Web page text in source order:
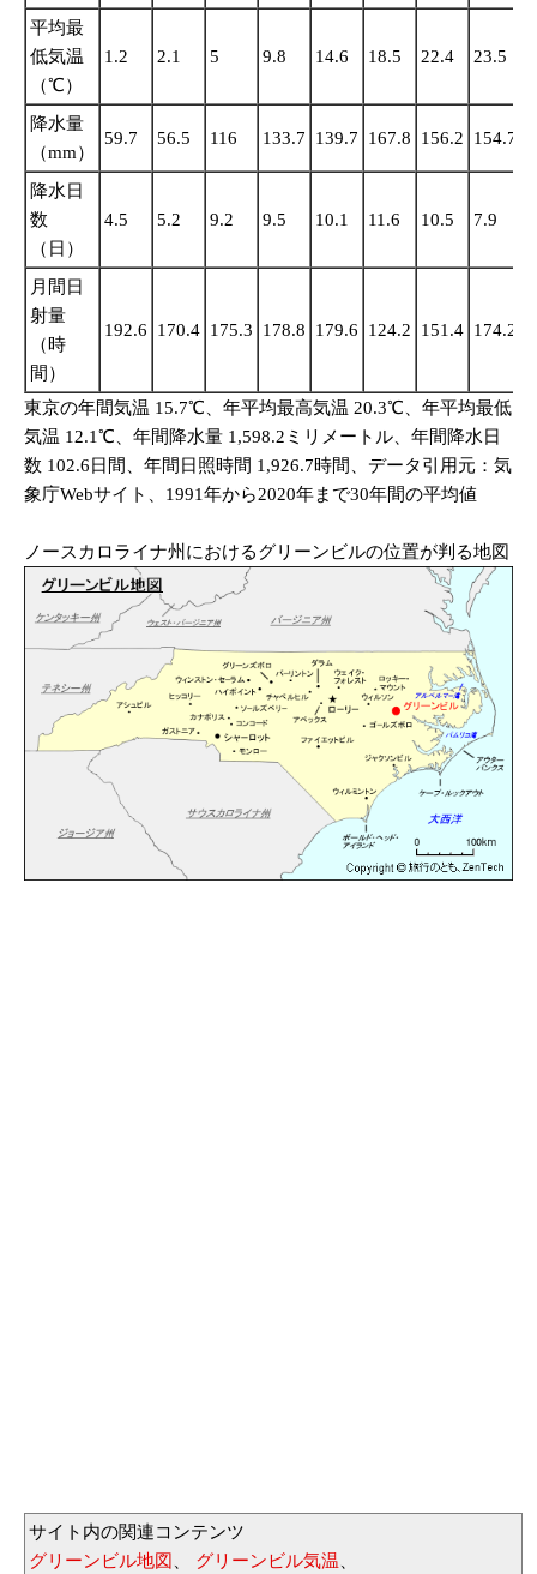
平均最
低気温
（℃）
1.2 2.1 5 9.8 14.6 18.5 22.4 23.5
降水量
（mm）
59.7 56.5 116 133.7 139.7 167.8 156.2 154.7
降水日
数
（日）
4.5 5.2 9.2 9.5 10.1 11.6 10.5 7.9
月間日
射量
（時
間）
192.6 170.4 175.3 178.8 179.6 124.2 151.4 174.2
東京の年間気温 15.7℃、年平均最高気温 20.3℃、年平均最低
気温 12.1℃、年間降水量 1,598.2ミリメートル、年間降水日
数 102.6日間、年間日照時間 1,926.7時間、データ引用元：気
象庁Webサイト、1991年から2020年まで30年間の平均値
ノースカロライナ州におけるグリーンビルの位置が判る地図
サイト内の関連コンテンツ
グリーンビル地図
グリーンビル気温